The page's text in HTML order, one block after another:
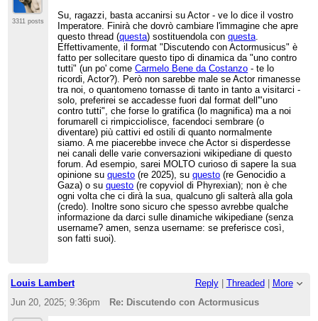
3311 posts
Su, ragazzi, basta accanirsi su Actor - ve lo dice il vostro
Imperatore. Finirà che dovrò cambiare l'immagine che apre
questo thread (questa) sostituendola conquesta
Effettivamente, il format "Discutendo con Actormusicus" è
fatto per sollecitare questo tipo di dinamica da "uno contro
tutti" (un po' comeCarmelo Bene da Costanzo - te lo
ricordi, Actor?). Però non sarebbe male se Actor rimanesse
tra noi, o quantomeno tornasse di tanto in tanto a visitarci -
solo, preferirei se accadesse fuori dal format dell'"uno
contro tutti", che forse lo gratifica (lo magnifica) ma a noi
forumarell ci rimpicciolisce, facendoci sembrare (o
diventare) più cattivi ed ostili di quanto normalmente
siamo. A me piacerebbe invece che Actor si disperdesse
nei canali delle varie conversazioni wikipediane di questo
forum. Ad esempio, sarei MOLTO curioso di sapere la sua
opinione suquesto (re 2025), suquesto (re Genocidio a
Gaza) o suquesto (re copyviol di Phyrexian); non è che
ogni volta che ci dirà la sua, qualcuno gli salterà alla gola
(credo). Inoltre sono sicuro che spesso avrebbe qualche
informazione da darci sulle dinamiche wikipediane (senza
username? amen, senza username: se preferisce così,
son fatti suoi).
Louis Lambert Reply| Threaded
More
Jun 20, 2025; 9:36pm
Re: Discutendo con Actormusicus